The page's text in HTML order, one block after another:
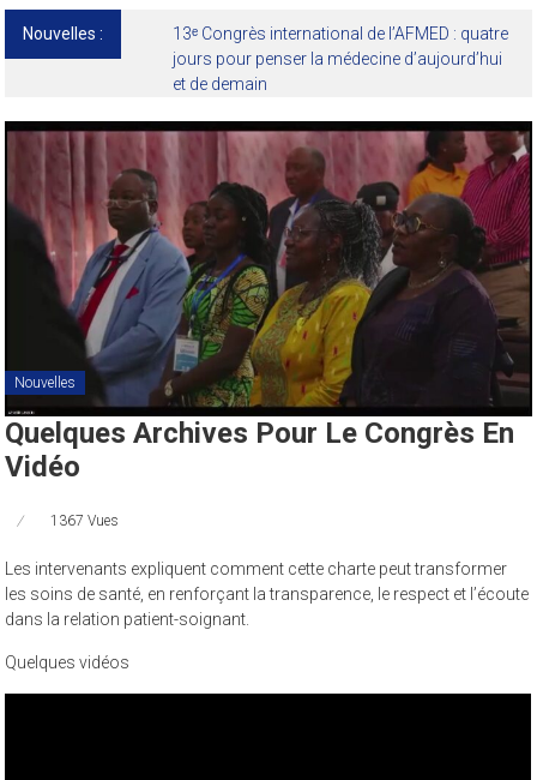
Nouvelles :
13ᵉ Congrès international de l’AFMED : quatre
jours pour penser la médecine d’aujourd’hui
et de demain
Nouvelles
Quelques Archives Pour Le Congrès En
Vidéo
1367 Vues
Les intervenants expliquent comment cette charte peut transformer
les soins de santé, en renforçant la transparence, le respect et l’écoute
dans la relation patient-soignant.
Quelques vidéos